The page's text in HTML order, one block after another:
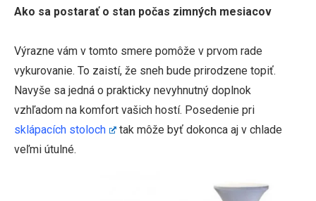
Ako sa postarať o stan počas zimných mesiacov
Výrazne vám v tomto smere pomôže v prvom rade
vykurovanie. To zaistí, že sneh bude prirodzene topiť.
Navyše sa jedná o prakticky nevyhnutný doplnok
vzhľadom na komfort vašich hostí. Posedenie pri
sklápacích stoloch
tak môže byť dokonca aj v chlade
veľmi útulné.